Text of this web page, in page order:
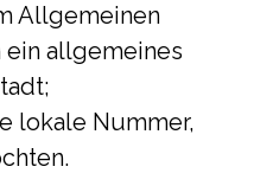
Allgemeinen
ein allgemeines
lokale Nummer,